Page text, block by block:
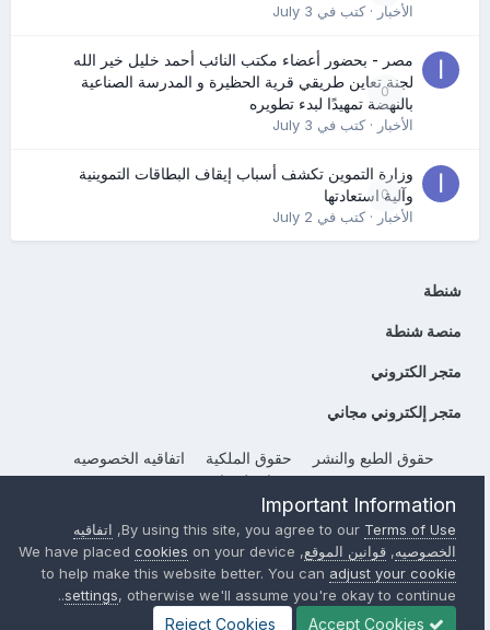
الأخبار· كتب في July 3
0
مصر - بحضور أعضاء مكتب النائب أحمد خليل خير الله
لجنة تعاين طريقي قرية الحظيرة و المدرسة الصناعية
بالنهضة تمهيدًا لبدء تطويره
الأخبار· كتب في July 3
0
وزارة التموين تكشف أسباب إيقاف البطاقات التموينية
وآلية استعادتها
الأخبار· كتب في July 2
شنطة
منصة شنطة
متجر الكتروني
متجر إلكتروني مجاني
حقوق الطبع والنشر حقوق الملكية
اتفاقيه الخصوصيه
إتصل بنا
Powered by Invision CommunityImportant Information
By using this site, you agree to ourTerms of Use
, اتفاقيه
الخصوصيه, قوانين الموقع, We have placed
cookies on your device
to help make this website better. You canadjust your cookie
settings , otherwise we'll assume you're okay to continue..
Accept Cookies